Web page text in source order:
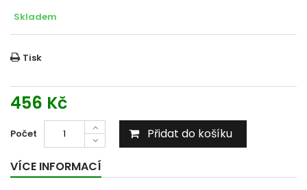
Skladem
Tisk
456 Kč
Počet Přidat do košíku
VÍCE INFORMACÍ